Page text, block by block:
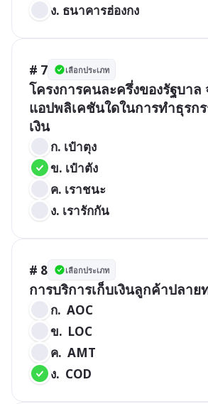
ง. ธนาคารฮ่องกง
# 7 เลือกประเภท
โครงการคนละครึ่งของรัฐบาล
แอปพลิเคชันใดในการทำธุรก
เงิน
ก. เป๋าตุง
ข. เป๋าตัง
ค. เราชนะ
ง. เรารักกัน
# 8 เลือกประเภท
การบริการเก็บเงินลูกค้าปลาย
ก.  AOC
ข.  LOC
ค.  AMT
ง.  COD